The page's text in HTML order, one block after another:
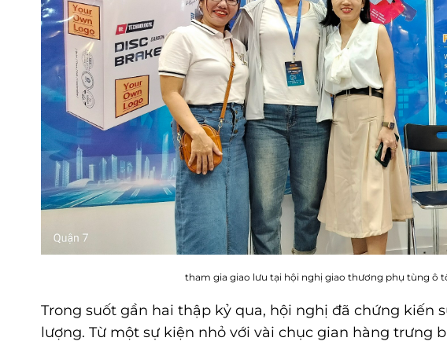
tham gia giao lưu tại hội nghị giao thương phụ tùng ô
Trong suốt gần hai thập kỷ qua, hội nghị đã chứng kiến
lượng. Từ một sự kiện nhỏ với vài chục gian hàng trưng